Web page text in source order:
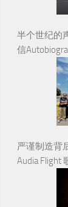
半个世纪的
信
严谨制造
Audia Flight